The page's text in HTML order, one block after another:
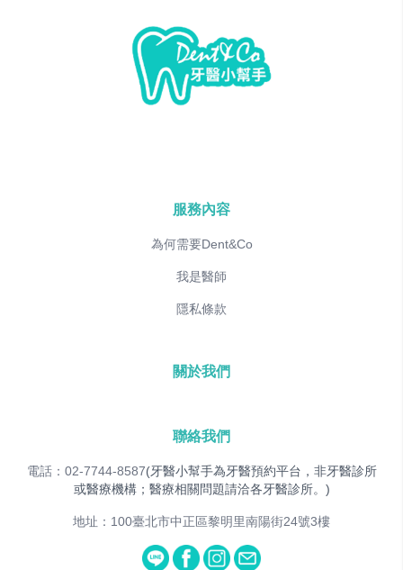
服務內容
為何需要Dent&Co
我是醫師
隱私條款
關於我們
聯絡我們
電話：02-7744-8587(牙醫小幫手為牙醫預約平台，非牙醫診所
或醫療機構；醫療相關問題請洽各牙醫診所。)
地址：100臺北市中正區黎明里南陽街24號3樓